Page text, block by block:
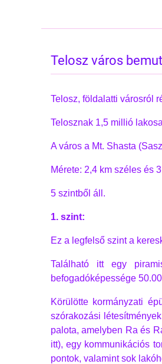
Telosz város
Telosz, földalatti városról
Telosznak 1,5 millió
A város a Mt. Shasta
Mérete: 2,4 km széles és
5 szintből áll.
1. szint:
Ez a legfelső szint a
Található itt egy
befogadóképessége
Körülötte kormányzati
szórakozási
palota, amelyben Ra és
itt), egy kommunikációs
pontok, valamint sok